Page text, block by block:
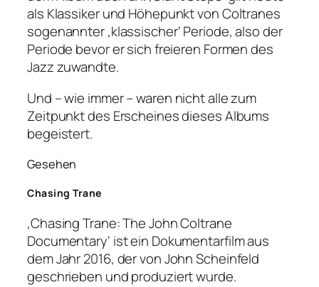
als Klassiker und Höhepunkt von Coltranes
sogenannter ‚klassischer‘ Periode, also der
Periode bevor er sich freieren Formen des
Jazz zuwandte.
Und – wie immer – waren nicht alle zum
Zeitpunkt des Erscheines dieses Albums
begeistert.
Gesehen
Chasing Trane
‚Chasing Trane: The John Coltrane
Documentary‘ ist ein Dokumentarfilm aus
dem Jahr 2016, der von John Scheinfeld
geschrieben und produziert wurde.